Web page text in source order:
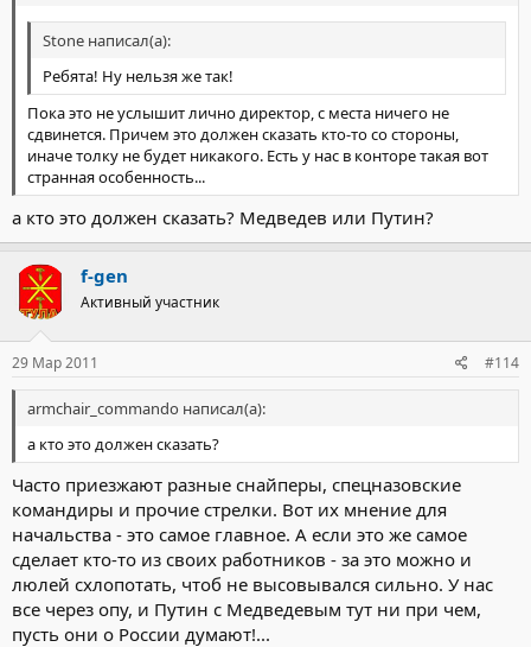
Stone написал(а):
Ребята! Ну нельзя же так!
Пока это не услышит лично директор, с места ничего не
сдвинется. Причем это должен сказать кто-то со стороны,
иначе толку не будет никакого. Есть у нас в конторе такая вот
странная особенность...
а кто это должен сказать? Медведев или Путин?
f-gen
Активный участник
29 Мар 2011 #114
armchair_commando написал(а):
а кто это должен сказать?
Часто приезжают разные снайперы, спецназовские
командиры и прочие стрелки. Вот их мнение для
начальства - это самое главное. А если это же самое
сделает кто-то из своих работников - за это можно и
люлей схлопотать, чтоб не высовывался сильно. У нас
все через опу, и Путин с Медведевым тут ни при чем,
пусть они о России думают!...